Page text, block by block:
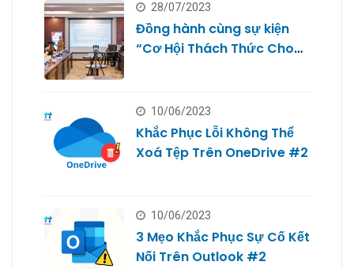
28/07/2023
Đồng hành cùng sự kiện
“Cơ Hội Thách Thức Cho
10/06/2023
Khắc Phục Lỗi Không Thể
Xoá Tệp Trên OneDrive #2
10/06/2023
3 Mẹo Khắc Phục Sự Cố Kết
Nối Trên Outlook #2